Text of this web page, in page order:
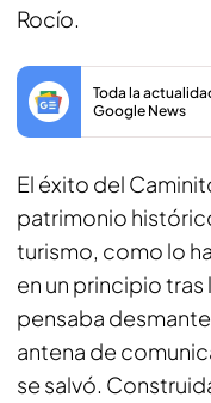
Rocío.
Toda la
Google News
El éxito del
patrimonio
turismo, como lo
en un principio tras
pensaba
antena de
se salvó.